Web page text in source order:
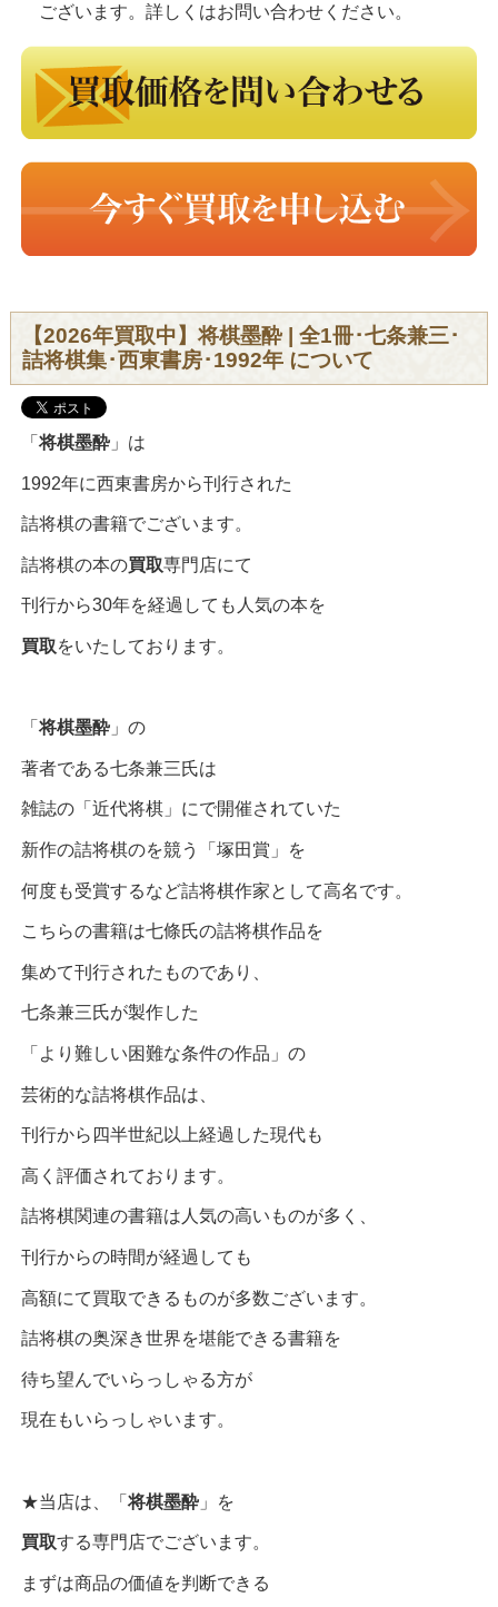
ございます。詳しくはお問い合わせください。
【2026年買取中】将棋墨酔 | 全1冊･七条兼三･
詰将棋集･西東書房･1992年 について
「将棋墨酔」は
1992年に西東書房から刊行された
詰将棋の書籍でございます。
詰将棋の本の買取専門店にて
刊行から30年を経過しても人気の本を
買取をいたしております。
「将棋墨酔」の
著者である七条兼三氏は
雑誌の「近代将棋」にで開催されていた
新作の詰将棋のを競う「塚田賞」を
何度も受賞するなど詰将棋作家として高名です。
こちらの書籍は七條氏の詰将棋作品を
集めて刊行されたものであり、
七条兼三氏が製作した
「より難しい困難な条件の作品」の
芸術的な詰将棋作品は、
刊行から四半世紀以上経過した現代も
高く評価されております。
詰将棋関連の書籍は人気の高いものが多く、
刊行からの時間が経過しても
高額にて買取できるものが多数ございます。
詰将棋の奥深き世界を堪能できる書籍を
待ち望んでいらっしゃる方が
現在もいらっしゃいます。
★当店は、「将棋墨酔」を
買取する専門店でございます。
まずは商品の価値を判断できる